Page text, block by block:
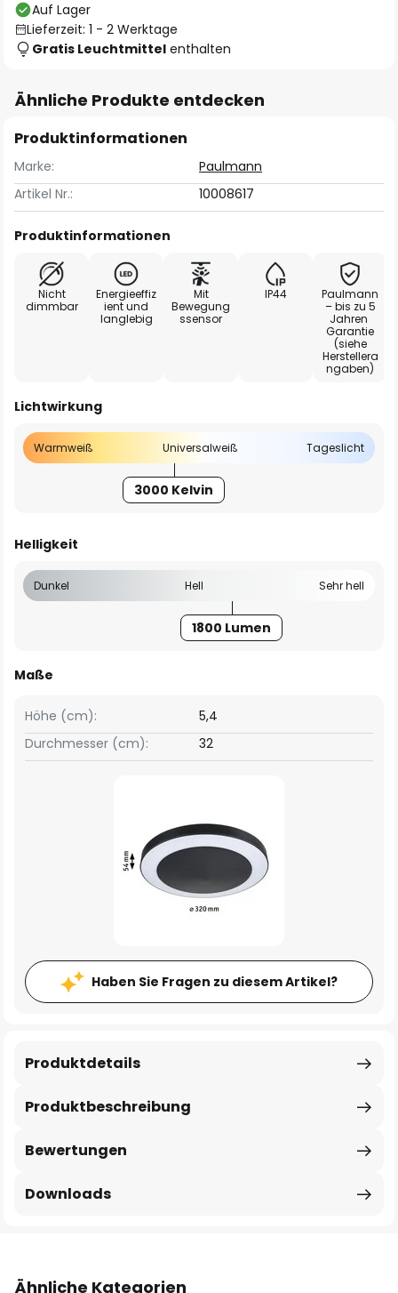
Auf Lager
Lieferzeit: 1 - 2 Werktage
Gratis Leuchtmittel enthalten
Ähnliche Produkte entdecken
Produktinformationen
Marke:
Paulmann
Artikel Nr.:
10008617
Produktinformationen
Nicht
dimmbar
Energieeffiz
ient und
langlebig
Mit
Bewegung
ssensor
IP44
Paulmann
– bis zu 5
Jahren
Garantie
(siehe
Herstellera
ngaben)
Lichtwirkung
Warmweiß Universalweiß Tageslicht
3000 Kelvin
Helligkeit
Dunkel Hell Sehr hell
1800 Lumen
Maße
Höhe (cm):
5,4
Durchmesser (cm):
32
Haben Sie Fragen zu diesem Artikel?
Produktbeschreibung
Produktdetails
Bewertungen
Downloads
Ähnliche Kategorien